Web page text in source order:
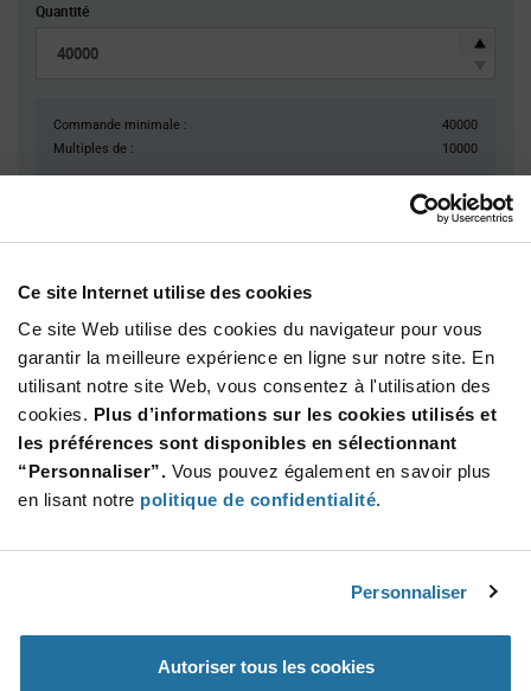
Ce site Internet utilise des cookies
Ce site Web utilise des cookies du navigateur pour vous
garantir la meilleure expérience en ligne sur notre site. En
utilisant notre site Web, vous consentez à l'utilisation des
cookies. Plus d’informations sur les cookies utilisés et
les préférences sont disponibles en sélectionnant
“Personnaliser”. Vous pouvez également en savoir plus
en lisant notre politique de confidentialité.
Personnaliser
Autoriser tous les cookies
Quantité
Commande minimale :
40000
Multiples de :
10000
4 640,00 $
USD
AJOUTER
Quantité Prix unitaire
10 000+ $0.116
Information